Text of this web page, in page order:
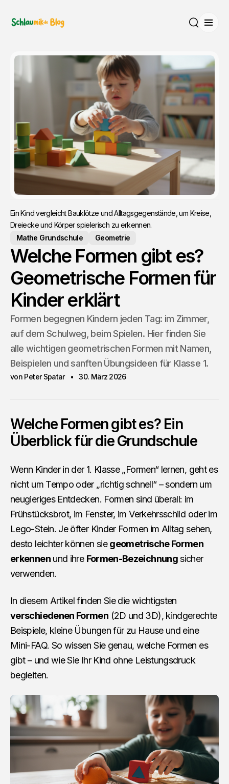
Ein Kind vergleicht Bauklötze und Alltagsgegenstände, um Kreise,
Dreiecke und Körper spielerisch zu erkennen.
Mathe Grundschule
Geometrie
Welche Formen gibt es?
Geometrische Formen für
Kinder erklärt
Formen begegnen Kindern jeden Tag: im Zimmer,
auf dem Schulweg, beim Spielen. Hier finden Sie
alle wichtigen geometrischen Formen mit Namen,
Beispielen und sanften Übungsideen für Klasse 1.
von Peter Spatar 30. März 2026
Welche Formen gibt es? Ein
Überblick für die Grundschule
Wenn Kinder in der 1. Klasse „Formen“ lernen, geht es
nicht um Tempo oder „richtig schnell“ – sondern um
neugieriges Entdecken. Formen sind überall: im
Frühstücksbrot, im Fenster, im Verkehrsschild oder im
Lego-Stein. Je öfter Kinder Formen im Alltag sehen,
desto leichter können siegeometrische Formen
erkennenund ihre Formen-Bezeichnungsicher
verwenden.
In diesem Artikel finden Sie die wichtigsten
verschiedenen Formen (2D und 3D), kindgerechte
Beispiele, kleine Übungen für zu Hause und eine
Mini-FAQ. So wissen Sie genau, welche Formen es
gibt – und wie Sie Ihr Kind ohne Leistungsdruck
begleiten.